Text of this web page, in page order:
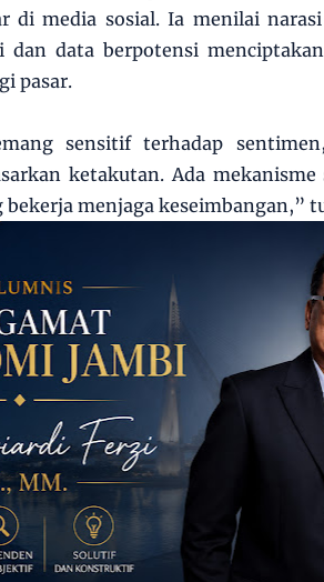
di media sosial. Ia menilai
dan data berpotensi
pasar.
sensitif terhadap
ketakutan. Ada
bekerja menjaga keseimbangan,”